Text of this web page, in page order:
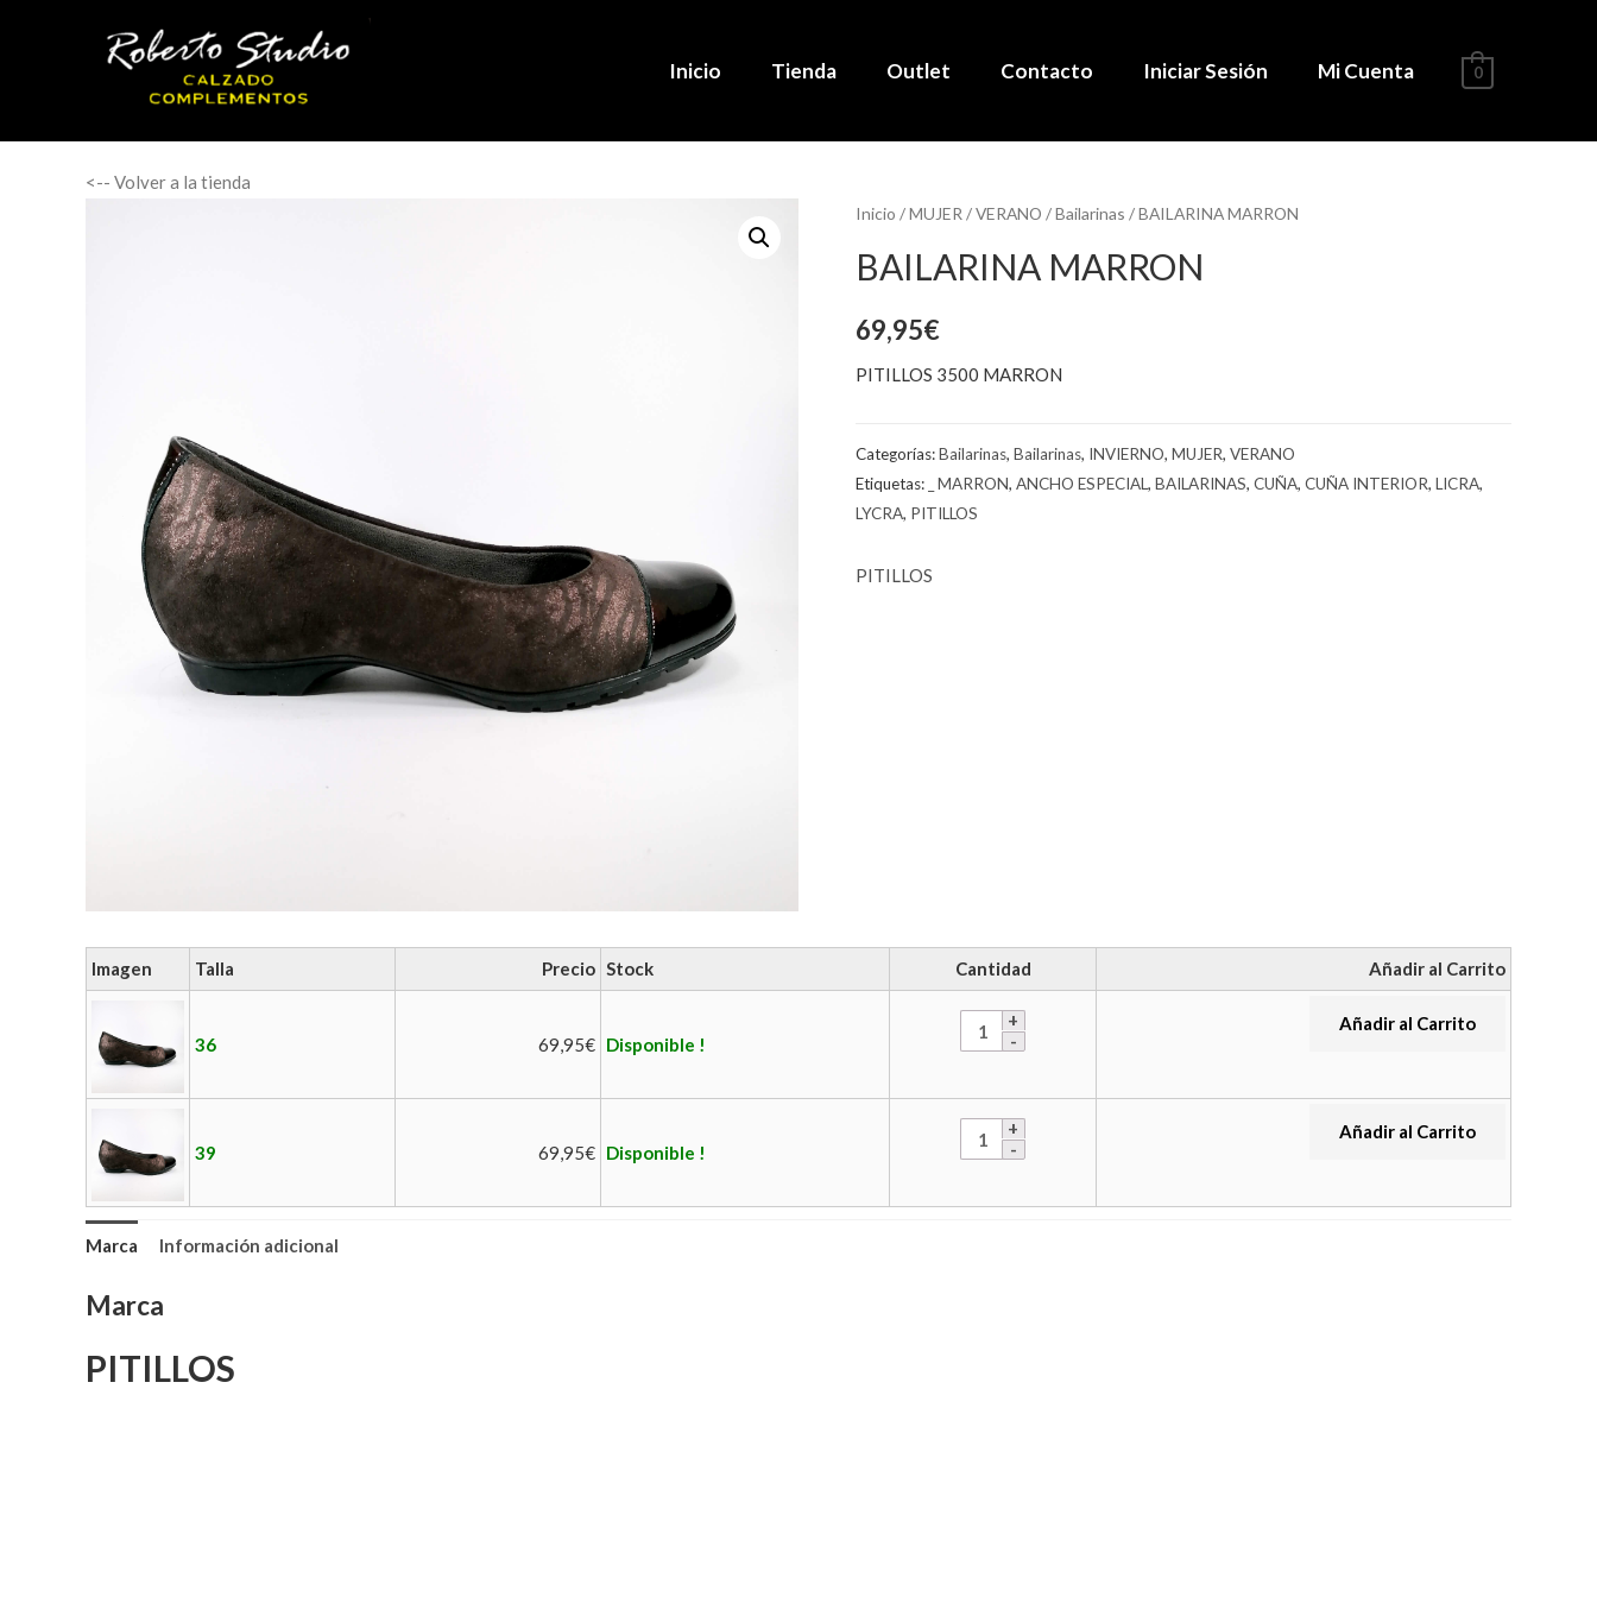
Inicio Tienda Outlet Contacto Iniciar Sesión Mi Cuenta 0
<-- Volver a la tienda
Inicio /MUJER /VERANO /Bailarinas / BAILARINA MARRON
BAILARINA MARRON
69,95€
PITILLOS 3500 MARRON
Categorías:Bailarinas, Bailarinas, INVIERNO, MUJER, VERANO
Etiquetas:
_ MARRON, ANCHO ESPECIAL, BAILARINAS, CUÑA, CUÑA INTERIOR, LICRA,
LYCRA, PITILLOS
PITILLOS
Imagen Talla Precio Stock Cantidad Añadir al Carrito
36 69,95€ Disponible !
Añadir al Carrito
39 69,95€ Disponible !
Añadir al Carrito
Marca Información adicional
Marca
PITILLOS